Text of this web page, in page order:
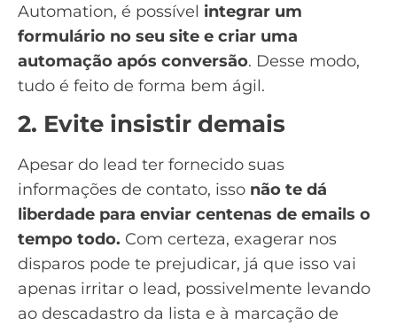
Automation, é possível integrar um
formulário no seu site e criar uma
automação após conversão. Desse modo,
tudo é feito de forma bem ágil.
2. Evite insistir demais
Apesar do lead ter fornecido suas
informações de contato, isso não te dá
liberdade para enviar centenas de emails o
tempo todo. Com certeza, exagerar nos
disparos pode te prejudicar, já que isso vai
apenas irritar o lead, possivelmente levando
ao descadastro da lista e à marcação de